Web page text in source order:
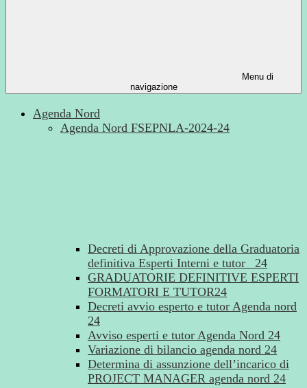
Menu di
navigazione
Agenda Nord
Agenda Nord FSEPNLA-2024-24
Decreti di Approvazione della Graduatoria
definitiva Esperti Interni e tutor _24
GRADUATORIE DEFINITIVE ESPERTI
FORMATORI E TUTOR24
Decreti avvio esperto e tutor Agenda nord
24
Avviso esperti e tutor Agenda Nord 24
Variazione di bilancio agenda nord 24
Determina di assunzione dell’incarico di
PROJECT MANAGER agenda nord 24